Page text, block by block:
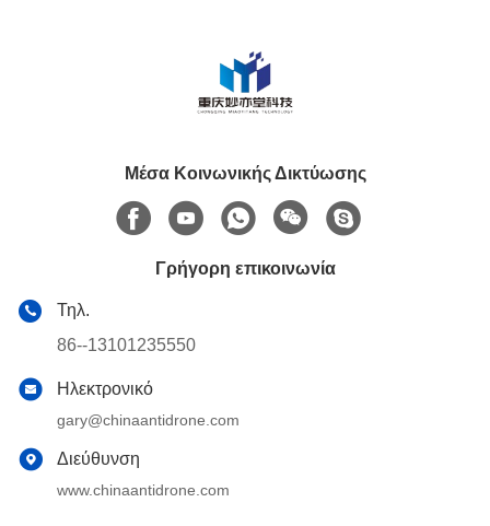
Μέσα Κοινωνικής Δικτύωσης
Γρήγορη επικοινωνία
Τηλ.
86--13101235550
Ηλεκτρονικό
gary@chinaantidrone.com
Διεύθυνση
www.chinaantidrone.com